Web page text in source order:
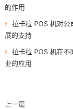
的作用
拉卡拉 POS 机对公
展的支持
拉卡拉 POS 机在不
业的应用
上一篇